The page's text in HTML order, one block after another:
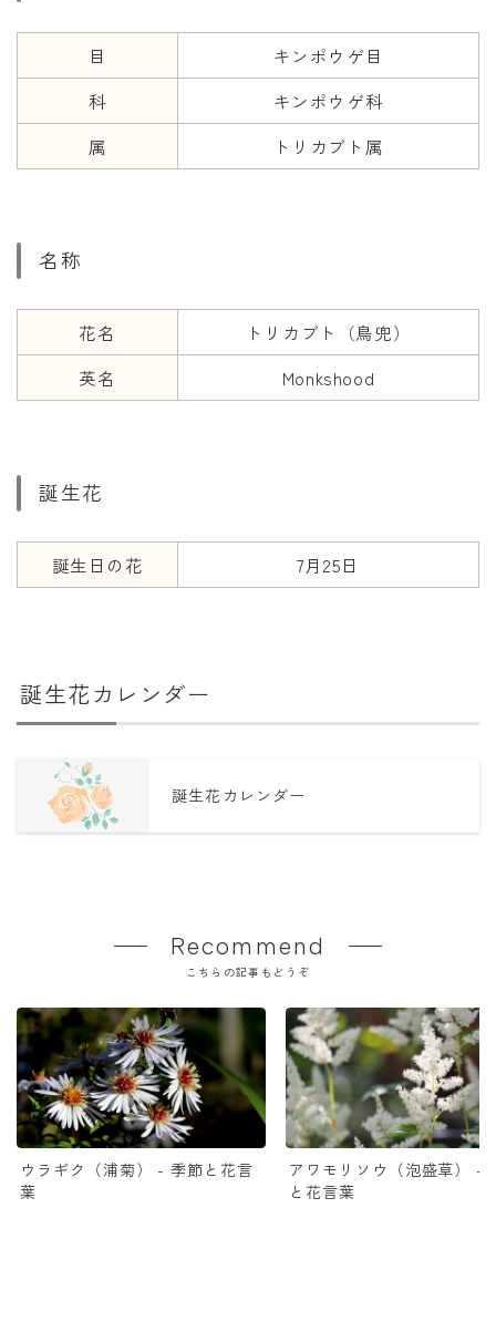
厄年
季節の工作
目
キンポウゲ目
科
キンポウゲ科
属
トリカブト属
名称
花名
トリカブト（鳥兜）
英名
Monkshood
誕生花
誕生日の花 7月25日
誕生花カレンダー
誕生花カレンダー
Recommend
こちらの記事もどうぞ
ウラギク（浦菊） - 季節と花言
葉
アワモリソウ（泡盛草） -
と花言葉